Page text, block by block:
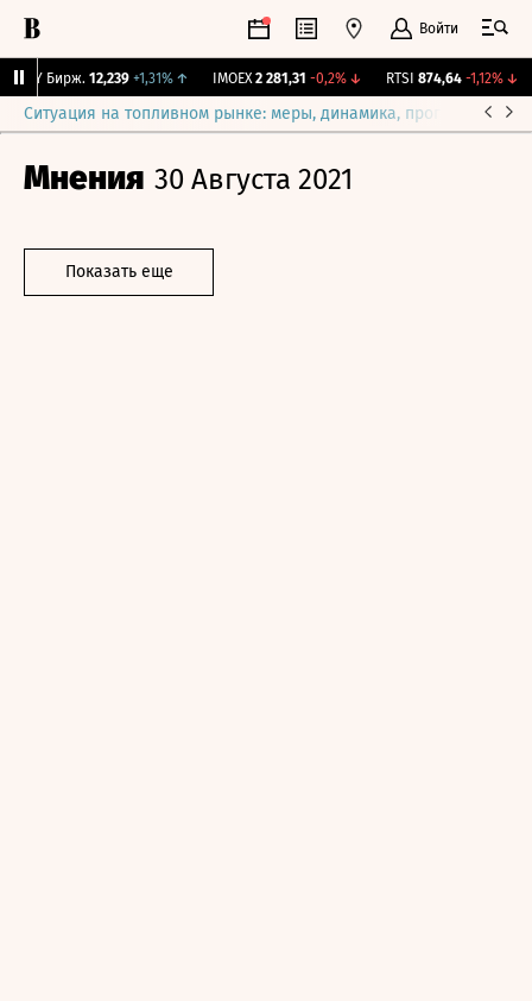
Войти
CNY Бирж. 12,239 +1,31% ↑ IMOEX 2 281,31 -0,2%↓ RTSI 874,64 -1,12%↓
Ситуация на топливном рынке: меры, динамика, прогнозы
Мнения 30 Августа 2021
Показать еще